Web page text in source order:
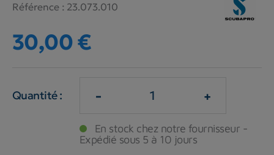
Référence : 23.073.010
30,00 €
Quantité : - +
En stock chez notre fournisseur -
Expédié sous 5 à 10 jours